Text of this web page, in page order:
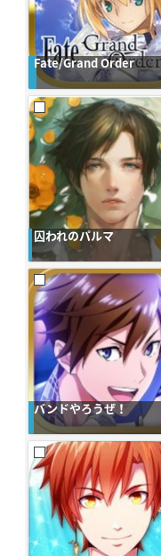
Fate/Grand Order
囚われのパルマ
バンドやろうぜ！